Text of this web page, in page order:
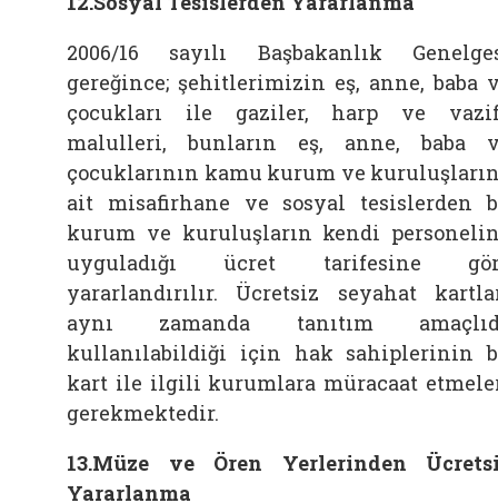
2006/16 sayılı Başbakanlık
gereğince; şehitlerimizin eş, anne, baba
çocukları ile gaziler, harp ve
malulleri, bunların eş, anne, baba
çocuklarının kamu kurum ve
ait misafirhane ve sosyal tesislerden
kurum ve kuruluşların kendi
uyguladığı ücret tarifesine
yararlandırılır. Ücretsiz seyahat
aynı zamanda tanıtım
kullanılabildiği için hak sahiplerinin
kart ile ilgili kurumlara müracaat
gerekmektedir.
13.Müze ve Ören Yerlerinden
Yararlanma